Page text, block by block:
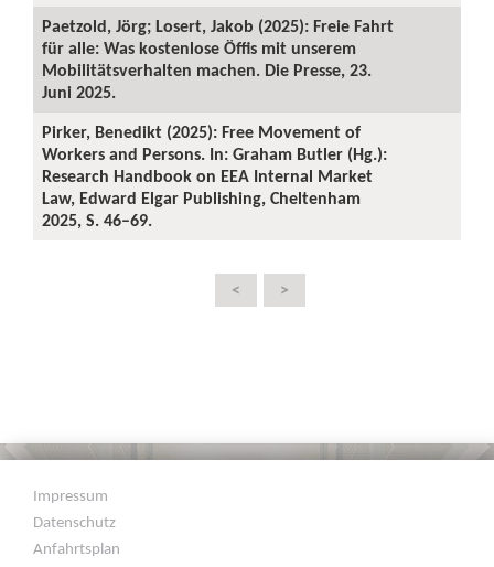
Paetzold, Jörg; Losert, Jakob (2025): Freie Fahrt
für alle: Was kostenlose Öffis mit unserem
Mobilitätsverhalten machen. Die Presse, 23.
Juni 2025.
Pirker, Benedikt (2025): Free Movement of
Workers and Persons. In: Graham Butler (Hg.):
Research Handbook on EEA Internal Market
Law, Edward Elgar Publishing, Cheltenham
2025, S. 46–69.
< >
Impressum
Datenschutz
Anfahrtsplan